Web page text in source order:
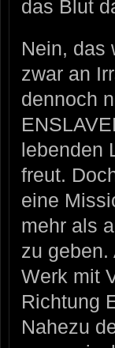
das Blut
Nein, das
zwar an
dennoch
lebenden
freut.
eine
mehr als
zu
Werk mit
Richtung
Nahezu